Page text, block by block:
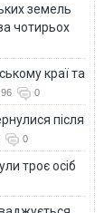
земель
чотирьох
краї та
96 0
після
0
троє осіб